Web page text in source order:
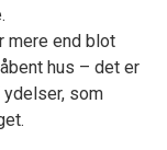
end blot
hus – det er
som